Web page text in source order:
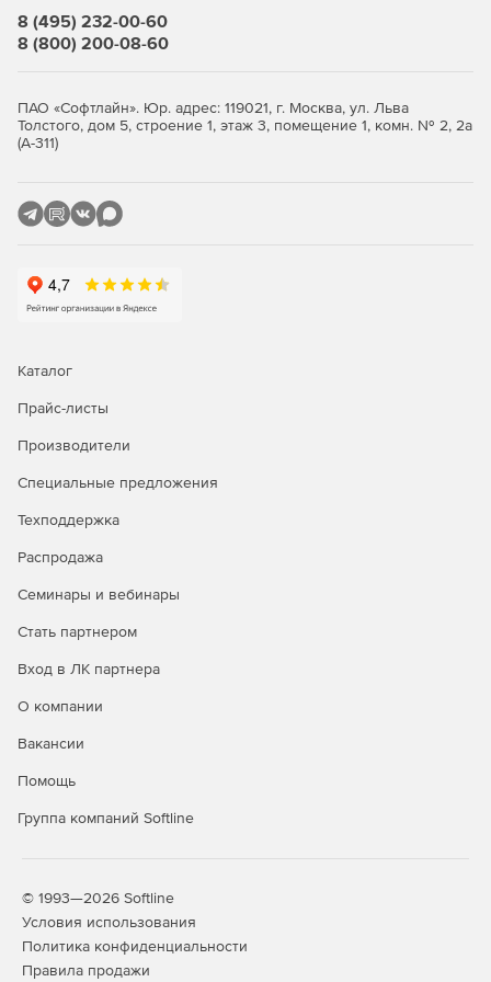
GeoniCS изначально настроен под зафиксированные
в российских нормативных документах требования к
инженерных коммуникаций и правил трассировки)
предоставляют пользователю гибкие инструменты
данных открыты, пользователь может пополнять их
собственными наработками.
модели поверхности и инженерных сетей,
встроены в общую информационную модель
Купите nanoCAD GeoniCS 26 в нашем интернет-
8 (495) 232-00-60
8 (800) 200-08-60
ПАО «Софтлайн». Юр. адрес: 119021, г. Москва, ул. Льва
Толстого, дом 5, строение 1, этаж 3, помещение 1, комн. № 2, 2а
(А-311)
Каталог
Прайс-листы
Производители
Специальные предложения
Техподдержка
Распродажа
Семинары и вебинары
Стать партнером
Вход в ЛК партнера
О компании
Вакансии
Помощь
Группа компаний Softline
© 1993—2026 Softline
Условия использования
Политика конфиденциальности
Правила продажи